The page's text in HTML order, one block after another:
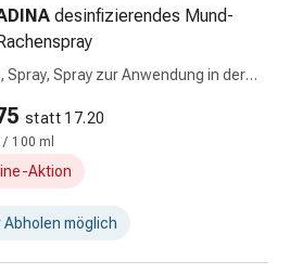
desinfizierendes Mund-
Spray, Spray zur Anwendung in der
statt 17.20
100 ml
Aktion
Abholen möglich